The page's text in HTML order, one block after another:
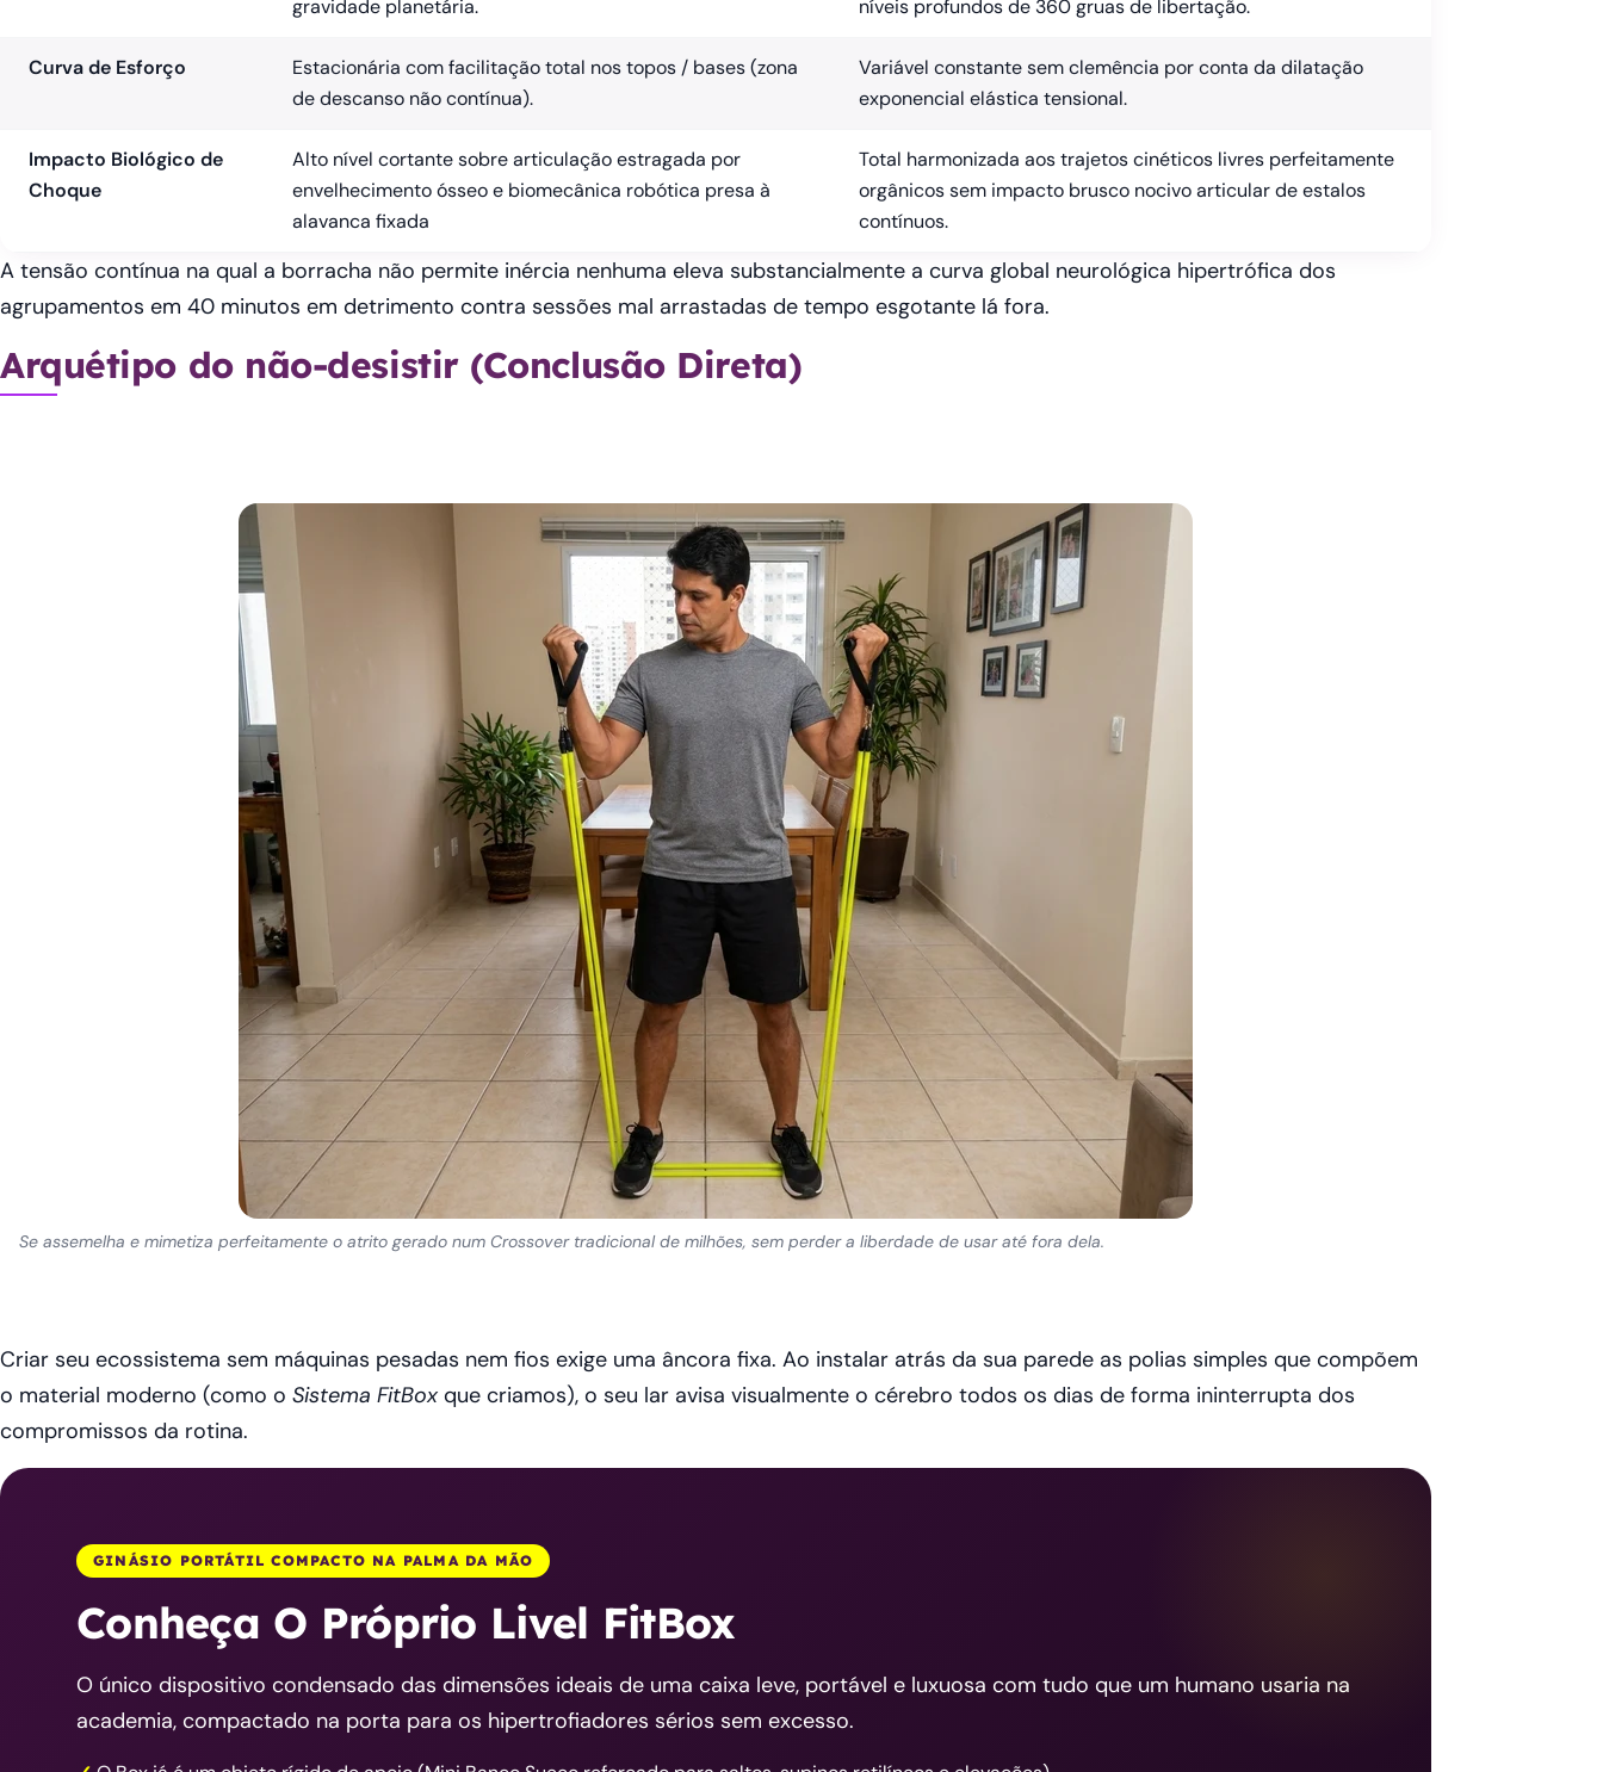
gravidade planetária.
níveis profundos de 360 gruas de libertação.
Curva de Esforço
Estacionária com facilitação total nos topos / bases (zona
de descanso não contínua).
Variável constante sem clemência por conta da dilatação
exponencial elástica tensional.
Impacto Biológico de
Choque
Alto nível cortante sobre articulação estragada por
envelhecimento ósseo e biomecânica robótica presa à
alavanca fixada
Total harmonizada aos trajetos cinéticos livres perfeitamente
orgânicos sem impacto brusco nocivo articular de estalos
contínuos.
A tensão contínua na qual a borracha não permite inércia nenhuma eleva substancialmente a curva global neurológica hipertrófica dos
agrupamentos em 40 minutos em detrimento contra sessões mal arrastadas de tempo esgotante lá fora.
Arquétipo do não-desistir (Conclusão Direta)
Se assemelha e mimetiza perfeitamente o atrito gerado num Crossover tradicional de milhões, sem perder a liberdade de usar até fora dela.
Criar seu ecossistema sem máquinas pesadas nem fios exige uma âncora fixa. Ao instalar atrás da sua parede as polias simples que compõem
o material moderno (como o Sistema FitBox que criamos), o seu lar avisa visualmente o cérebro todos os dias de forma ininterrupta dos
compromissos da rotina.
GINÁSIO PORTÁTIL COMPACTO NA PALMA DA MÃO
Conheça O Próprio Livel FitBox
O único dispositivo condensado das dimensões ideais de uma caixa leve, portável e luxuosa com tudo que um humano usaria na
academia, compactado na porta para os hipertrofiadores sérios sem excesso.